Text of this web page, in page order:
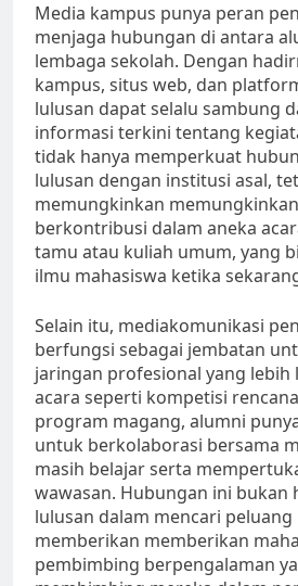
Media kampus punya peran
menjaga hubungan di antara
lembaga sekolah. Dengan
kampus, situs web, dan
lulusan dapat selalu sambung
informasi terkini tentang
tidak hanya memperkuat
lulusan dengan institusi asal,
memungkinkan
berkontribusi dalam aneka
tamu atau kuliah umum, yang
ilmu mahasiswa ketika
Selain itu, mediakomunikasi
berfungsi sebagai jembatan
jaringan profesional yang lebih
acara seperti kompetisi
program magang, alumni
untuk berkolaborasi bersama
masih belajar serta
wawasan. Hubungan ini bukan
lulusan dalam mencari
memberikan memberikan
pembimbing berpengalaman